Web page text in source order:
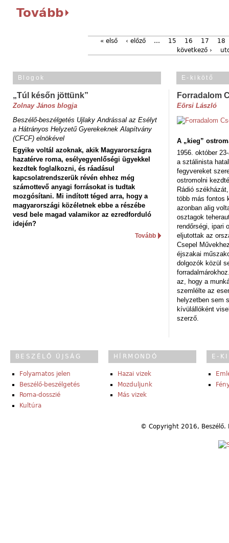
Tovább
« első ‹ előző … 15 16 17
18
következő ›
Blogok
„Túl későn jöttünk”
Zolnay János blogja
Beszélő-beszélgetés Ujlaky Andrással az Esélyt
a Hátrányos Helyzetű Gyerekeknek Alapítvány
(CFCF) elnökével
Egyike voltál azoknak, akik Magyarországra
hazatérve roma, esélyegyenlőségi ügyekkel
kezdtek foglalkozni, és ráadásul
kapcsolatrendszerük révén ehhez még
számottevő anyagi forrásokat is tudtak
mozgósítani. Mi indított téged arra, hogy a
magyarországi közéletnek ebbe a részébe
vesd bele magad valamikor az ezredforduló
idején?
Tovább
E-kikötő
Forradalom
Eörsi László
A „kieg”
1956. október
a sztálinista
fegyvereket
ostromolni
Rádió
több más fontos
azonban alig
osztagok
rendőrségi, ipari
eljutottak az
Csepel
éjszakai
dolgozók közül
az, hogy a
szemlélte az
helyzetben sem
kívülállóként
szerző.
BESZÉLŐ ÚJSÁG
Folyamatos jelen
Beszélő-beszélgetés
Roma-dosszié
Kultúra
HÍRMONDÓ
Hazai vizek
Mozduljunk
Más vizek
E-
© Copyright 2016,